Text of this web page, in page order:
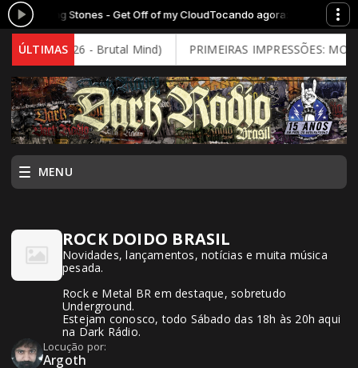
The Rolling Stones - Get Off of my CloudTocando agora: 202 - The
ÚLTIMAS
Decay (2026 - Brutal Mind) PRIMEIRAS IMPRESSÕES:
MENU
ROCK DOIDO BRASIL
Novidades, lançamentos, notícias e muita música
pesada.
Rock e Metal BR em destaque, sobretudo
Underground.
Estejam conosco, todo Sábado das 18h às 20h aqui
na Dark Rádio.
Locução por:
Argoth